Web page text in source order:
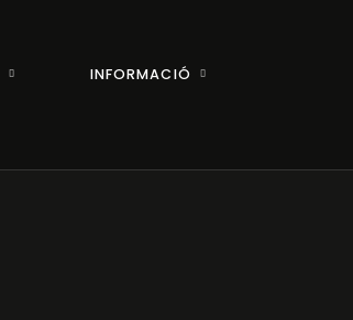
INFORMACIÓ